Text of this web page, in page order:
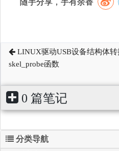
随手分享，手有余香
LINUX驱动USB设备结构体转
skel_probe函数
0 篇笔记
分类导航